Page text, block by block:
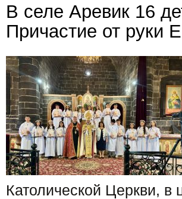
В селе Аревик 16
Причастие от руки
Католической Церкви, в